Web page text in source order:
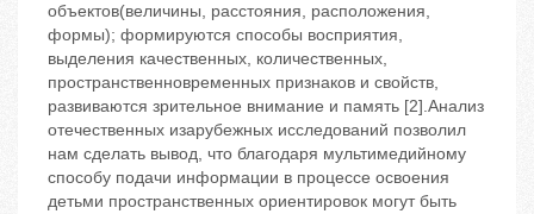
объектов(величины, расстояния, расположения,
формы); формируются способы восприятия,
выделения качественных, количественных,
пространственновременных признаков и свойств,
развиваются зрительное внимание и память [2].Анализ
отечественных изарубежных исследований позволил
нам сделать вывод, что благодаря мультимедийному
способу подачи информации в процессе освоения
детьми пространственных ориентировок могут быть